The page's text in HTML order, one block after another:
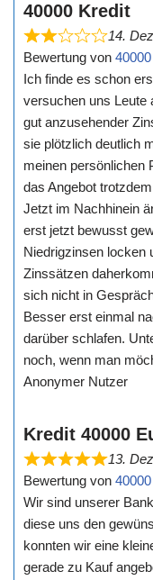
40000 Kredit
14.
Bewertung von
Ich finde es schon
versuchen uns Leute
gut anzusehender
sie plötzlich deutlich
meinen persönlichen
das Angebot
Jetzt im Nachhinein
erst jetzt bewusst
Niedrigzinsen locken
Zinssätzen
sich nicht in
Besser erst einmal
darüber schlafen.
noch, wenn man
Anonymer Nutzer
Kredit 40000
13.
Bewertung von
Wir sind unserer
diese uns den
konnten wir eine
gerade zu Kauf